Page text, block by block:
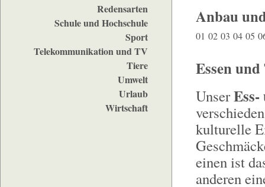
Redensarten
Schule und Hochschule
Sport
Telekommunikation und TV
Tiere
Umwelt
Urlaub
Wirtschaft
Anbau
01 02 03 04 05
Essen
Unser
kulturelle
einen ist
anderen